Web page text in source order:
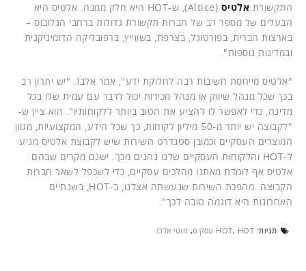
התקשורת אלטיס
(Altice), ש-HOT היא חלק ממנה. אלטיס היא
הבעלים של מספר רב של חברות תקשורת גדולות ברחבי הגלובוס –
בארצות הברית, בפורטוגל, בצרפת, בשווייץ, ברפובליקה הדומיניקנית
ובמדינות נוספות".
"אלטיס מייחסת חשיבות רבה לחלוקת ידע", אמר אלבז. "יש יתרון רב
בכך שכל מנהל שיווק או מנהל מכירות יכול לדבר עם עמית שלו בכל
מדינה, כדי לאפשר לו להציע את הטוב ביותר ללקוחותיו". הוא ציין ש-
"לקבוצה יש יותר מ-50 מיליון לקוחות, כך שכל הידע, המקצועיות, מגוון
המוצרים העסקיים וכמובן סטנדרט השירות שיש לקבוצת אלטיס מגיע
ל-HOT והלקוחות העסקיים שלנו נהנים מכך. ישנם מקרים שבהם
אלטיס אף לומדת מאתנו מהלכים עסקיים, כדי לשכפל לשאר חברות
הקבוצה. מהפכת השירות שנעשתה אצלנו, ב-HOT, בשנתיים
האחרונות היא דוגמה טובה לכך".
תגיות: HOT, HOT עסקים , מוטי אלבז